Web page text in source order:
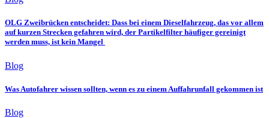
OLG Zweibrücken entscheidet: Dass bei einem Dieselfahrzeug, das vor allem
auf kurzen Strecken gefahren wird, der Partikelfilter häufiger gereinigt
werden muss, ist kein Mangel
Blog
Was Autofahrer wissen sollten, wenn es zu einem Auffahrunfall gekommen ist
Blog